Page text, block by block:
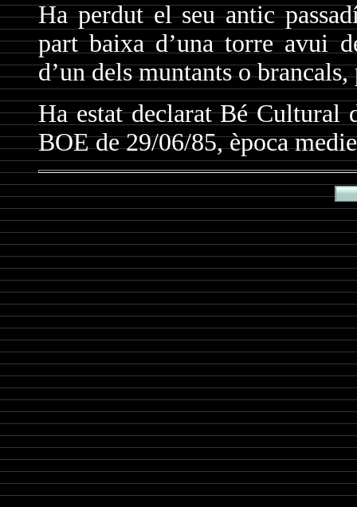
Ha perdut el seu antic
part baixa d’una torre avui
d’un dels muntants o
Ha estat declarat Bé Cultural
BOE de 29/06/85, època